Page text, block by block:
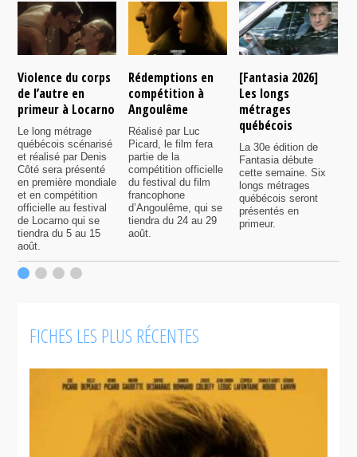
Violence du corps
de l’autre en
primeur à Locarno
Le long métrage
québécois scénarisé
et réalisé par Denis
Côté sera présenté
en première mondiale
et en compétition
officielle au festival
de Locarno qui se
tiendra du 5 au 15
août.
Rédemptions en
compétition à
Angoulême
Réalisé par Luc
Picard, le film fera
partie de la
compétition officielle
du festival du film
francophone
d’Angoulême, qui se
tiendra du 24 au 29
août.
[Fantasia 2026]
Les longs
métrages
québécois
La 30e édition de
Fantasia débute
cette semaine. Six
longs métrages
québécois seront
présentés en
primeur.
FICHES LES PLUS RÉCENTES